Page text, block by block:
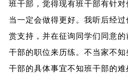
班干部，觉得现有班干部有针
当一定会做得更好。我听后经
赏支持，并在征询同学们同意
干部的职位来历练。不当家不
干部的具体事宜不知班干部的